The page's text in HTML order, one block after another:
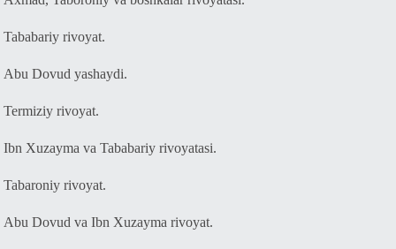
Tababariy rivoyat.
Abu Dovud yashaydi.
Termiziy rivoyat.
Ibn Xuzayma va Tababariy rivoyatasi.
Tabaroniy rivoyat.
Abu Dovud va Ibn Xuzayma rivoyat.